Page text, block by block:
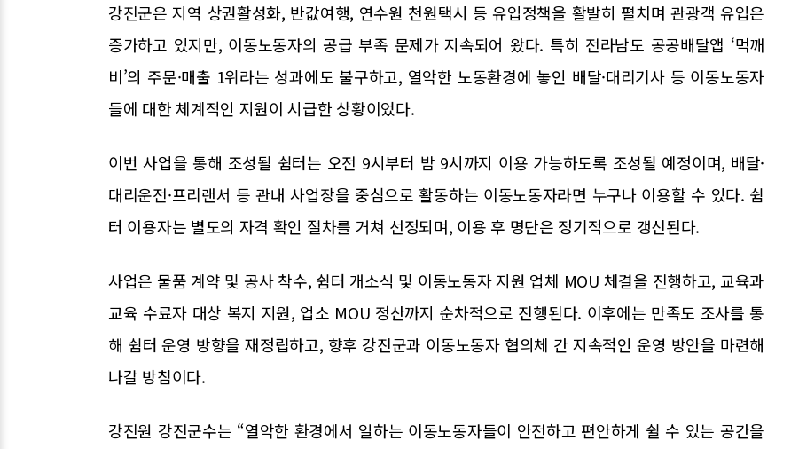
강진군은 지역 상권활성화, 반값여행, 연수원 천원택시 등 유입정책을 활발히 펼치며 관광객 유입은
증가하고 있지만, 이동노동자의 공급 부족 문제가 지속되어 왔다. 특히 전라남도 공공배달앱 ‘먹깨
비’의 주문·매출 1위라는 성과에도 불구하고, 열악한 노동환경에 놓인 배달·대리기사 등 이동노동자
들에 대한 체계적인 지원이 시급한 상황이었다.
이번 사업을 통해 조성될 쉼터는 오전 9시부터 밤 9시까지 이용 가능하도록 조성될 예정이며, 배달·
대리운전·프리랜서 등 관내 사업장을 중심으로 활동하는 이동노동자라면 누구나 이용할 수 있다. 쉼
터 이용자는 별도의 자격 확인 절차를 거쳐 선정되며, 이용 후 명단은 정기적으로 갱신된다.
사업은 물품 계약 및 공사 착수, 쉼터 개소식 및 이동노동자 지원 업체 MOU 체결을 진행하고, 교육과
교육 수료자 대상 복지 지원, 업소 MOU 정산까지 순차적으로 진행된다. 이후에는 만족도 조사를 통
해 쉼터 운영 방향을 재정립하고, 향후 강진군과 이동노동자 협의체 간 지속적인 운영 방안을 마련해
나갈 방침이다.
강진원 강진군수는 “열악한 환경에서 일하는 이동노동자들이 안전하고 편안하게 쉴 수 있는 공간을